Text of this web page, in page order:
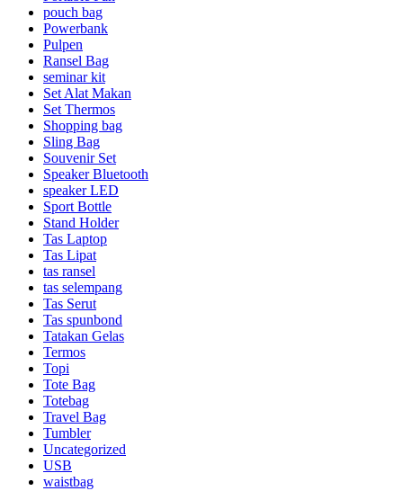
pouch bag
Powerbank
Pulpen
Ransel Bag
seminar kit
Set Alat Makan
Set Thermos
Shopping bag
Sling Bag
Souvenir Set
Speaker Bluetooth
speaker LED
Sport Bottle
Stand Holder
Tas Laptop
Tas Lipat
tas ransel
tas selempang
Tas Serut
Tas spunbond
Tatakan Gelas
Termos
Topi
Tote Bag
Totebag
Travel Bag
Tumbler
Uncategorized
USB
waistbag